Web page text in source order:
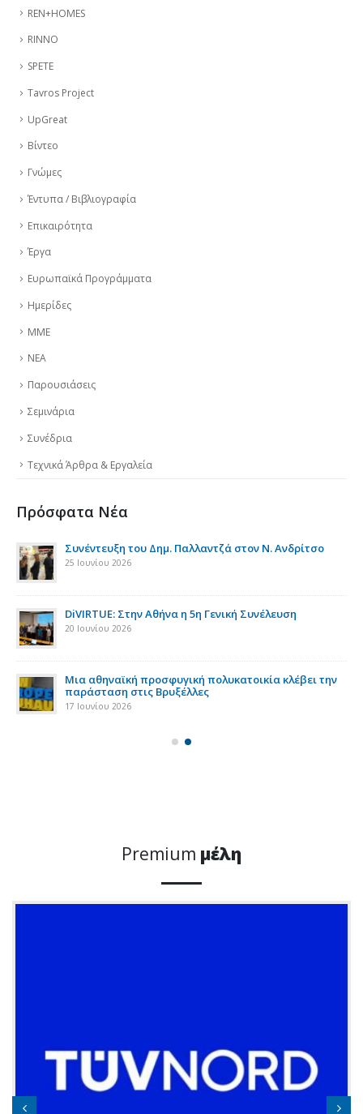
REN+HOMES
RINNO
SPETE
Tavros Project
UpGreat
Βίντεο
Γνώμες
Έντυπα / Βιβλιογραφία
Επικαιρότητα
Έργα
Ευρωπαϊκά Προγράμματα
Ημερίδες
ΜΜΕ
ΝΕΑ
Παρουσιάσεις
Σεμινάρια
Συνέδρια
Τεχνικά Άρθρα & Εργαλεία
Πρόσφατα Νέα
Συνέντευξη του Δημ. Παλλαντζά στον Ν. Ανδρίτσο
25 Ιουνίου 2026
DiVIRTUE: Στην Αθήνα η 5η Γενική Συνέλευση
20 Ιουνίου 2026
Μια αθηναϊκή προσφυγική πολυκατοικία κλέβει την
παράσταση στις Βρυξέλλες
17 Ιουνίου 2026
Premium μέλη